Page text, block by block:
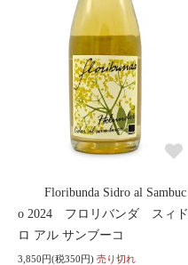
Floribunda Sidro al Sambuc
o 2024 フロリバンダ スィド
ロ アル サンブーコ
3,850円(税350円) 売り切れ